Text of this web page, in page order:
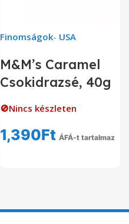
Finomságok- USA
M&M’s Caramel
Csokidrazsé, 40g
🚫Nincs készleten
1,390Ft ÁFÁ-t tartalmaz